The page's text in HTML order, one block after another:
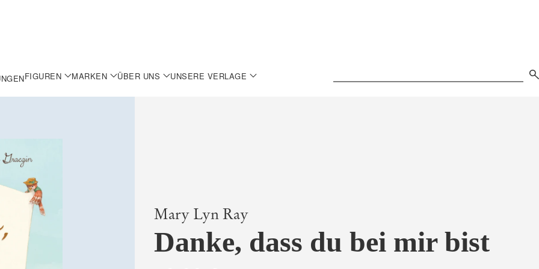
FIGUREN MARKEN ÜBER UNS UNSERE VERLAGE
Mary Lyn Ray
Danke, dass du bei mir bist